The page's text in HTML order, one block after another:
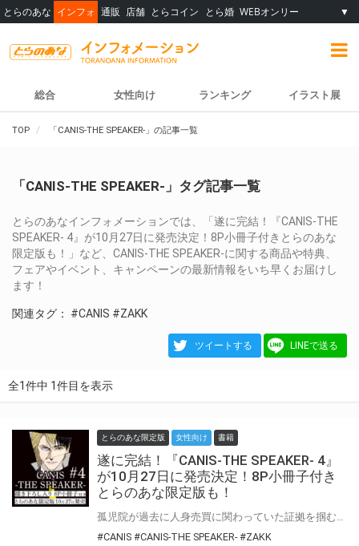
とらのあな インフォ 通販 店舗 とらコイン とら婚 WEBオンリー ▼
総合 女性向け ランキング イラスト展
TOP 「CANIS-THE SPEAKER-」の記事一覧
「CANIS-THE SPEAKER-」タグ記事一覧
とらのあなインフォメーションでは、「遂に完結！『CANIS-THE
SPEAKER- 4』が10月27日に発売決定！8P小冊子付きとらのあな
限定版も！」など、CANIS-THE SPEAKER-に関する商品や特典、
フェアやイベント、キャンペーンの最新情報をいち早くお届けし
ます！
関連タグ： #CANIS #ZAKK
ツイートする LINEで送る
全1件中 1件目を表示
とらのあな限定版 女性向け 書籍
遂に完結！『CANIS-THE SPEAKER- 4』
が10月27日に発売決定！8P小冊子付き
とらのあな限定版も！
#CANIS #CANIS-THE SPEAKER- #ZAKK